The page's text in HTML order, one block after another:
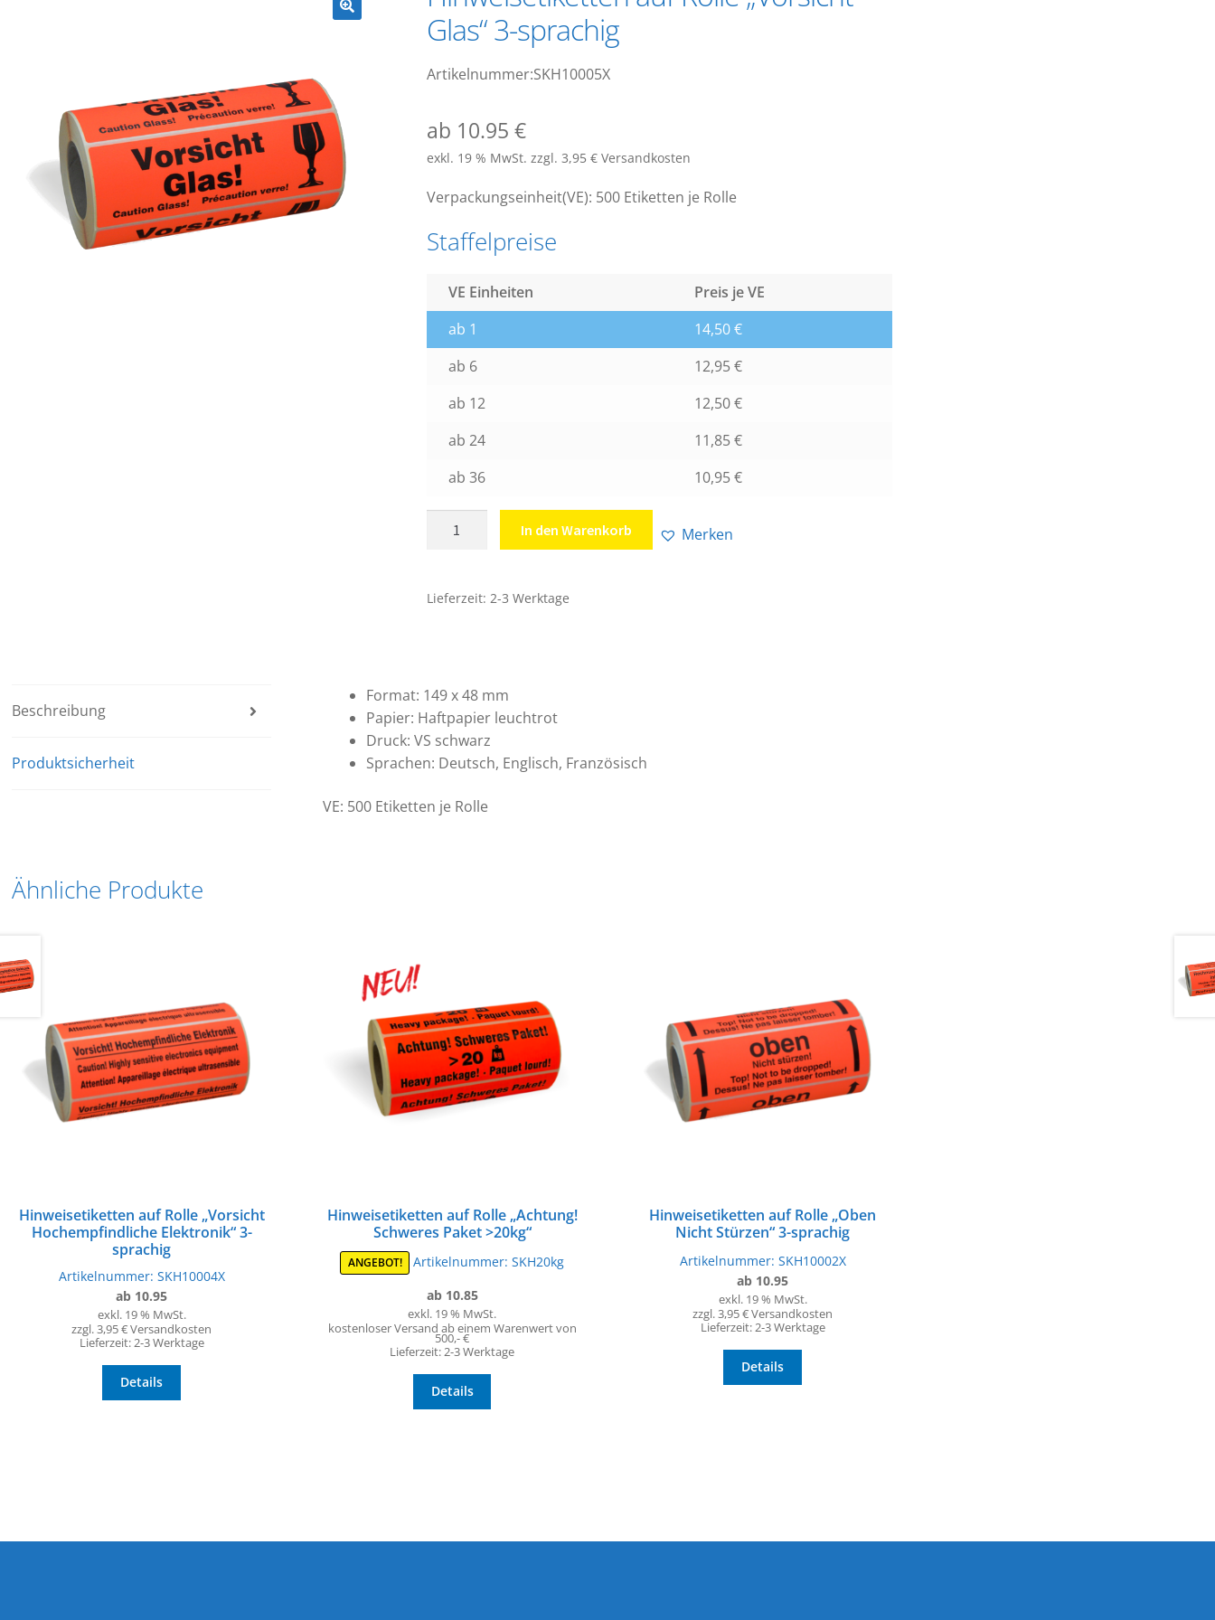
Glas“ 3-sprachig
Artikelnummer:SKH10005X
ab 10.95 €
exkl. 19 % MwSt. zzgl. 3,95 € Versandkosten
Verpackungseinheit(VE): 500 Etiketten je Rolle
Staffelpreise
VE Einheiten
Preis je VE
ab 1
14,50€
ab 6
12,95€
ab 12
12,50€
ab 24
11,85€
ab 36
10,95€
Glas"
In den Warenkorb Merken
Lieferzeit: 2-3 Werktage
Beschreibung
Produktsicherheit
Format: 149 x 48 mm
Papier: Haftpapier leuchtrot
Druck: VS schwarz
Sprachen: Deutsch, Englisch, Französisch
VE: 500 Etiketten je Rolle
Ähnliche Produkte
Hinweisetiketten auf Rolle „Vorsicht
Hochempfindliche Elektronik“ 3-
sprachig
Artikelnummer: SKH10004X
ab 10.95
exkl. 19 % MwSt.
zzgl. 3,95 € Versandkosten
Lieferzeit:2-3 Werktage
Details
Hinweisetiketten auf Rolle „Achtung!
Schweres Paket >20kg“
ANGEBOT! Artikelnummer:SKH20kg
ab 10.85
exkl. 19 % MwSt.
kostenloser Versand ab einem Warenwert von
500,- €
Lieferzeit:2-3 Werktage
Details
Hinweisetiketten auf Rolle „Oben
Nicht Stürzen“ 3-sprachig
Artikelnummer: SKH10002X
ab 10.95
exkl. 19 % MwSt.
zzgl. 3,95 € Versandkosten
Lieferzeit:2-3 Werktage
Details